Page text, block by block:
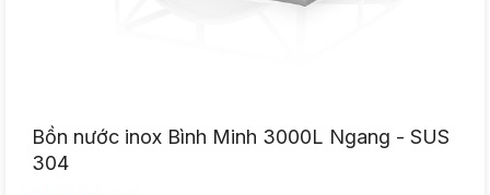
Bồn nước inox Bình Minh 3000L Ngang - SUS
304